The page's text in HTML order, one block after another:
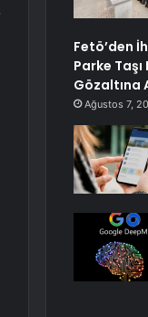
Fetö’den
Parke Taşı
Gözaltına
Ağustos 7,